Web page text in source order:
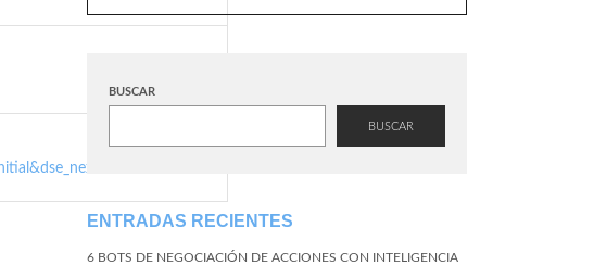
BUSCAR
BUSCAR
ENTRADAS RECIENTES
6 BOTS DE NEGOCIACIÓN DE ACCIONES CON INTELIGENCIA